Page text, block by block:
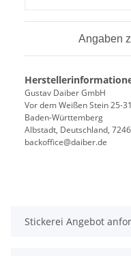
Angaben
Gustav Daiber GmbH
Vor dem Weißen Stein 25-31
Baden-Württemberg
Albstadt, Deutschland,
backoffice@daiber.de
Stickerei Angebot